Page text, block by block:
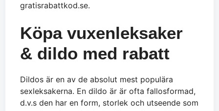
gratisrabattkod.se.
Köpa vuxenleksaker
& dildo med rabatt
Dildos är en av de absolut mest populära
sexleksakerna. En dildo är är ofta fallosformad,
d.v.s den har en form, storlek och utseende som